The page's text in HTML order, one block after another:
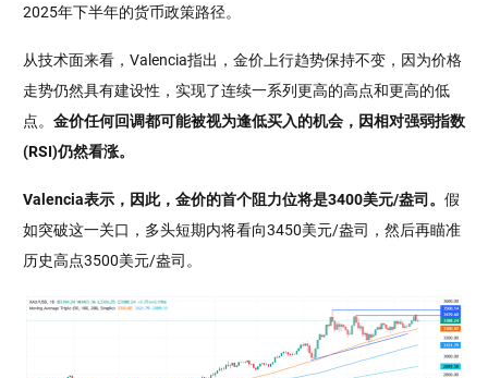
2025年下半年的货币政策路径。
从技术面来看，Valencia指出，金价上行趋势保持不变，因为价格
走势仍然具有建设性，实现了连续一系列更高的高点和更高的低
点。 金价任何回调都可能被视为逢低买入的机会，因相对强弱指数
(RSI)仍然看涨。
Valencia表示，因此，金价的首个阻力位将是3400美元/盎司。 假
如突破这一关口，多头短期内将看向3450美元/盎司，然后再瞄准
历史高点3500美元/盎司。